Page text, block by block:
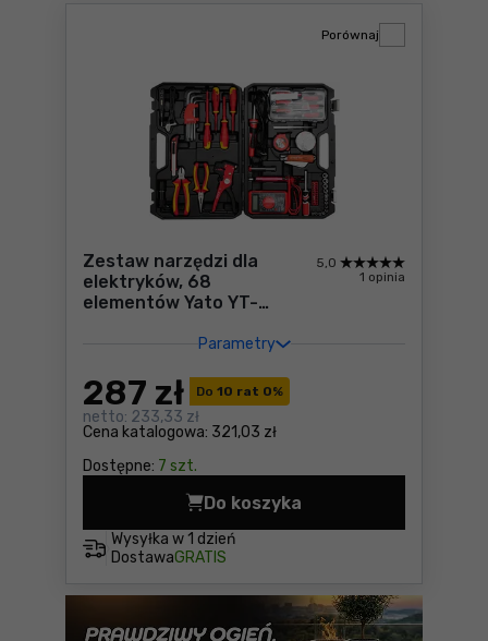
Zestaw narzędzi dla
elektryków, 68
elementów Yato YT-
Parametry
5,0
1 opinia
Do 10 rat 0%
Cena katalogowa: 321,03 zł
287 zł
netto: 233,33 zł
Dostępne: 7 szt.
Porównaj
Wysyłka w 1 dzień
DostawaGRATIS
Do koszyka
Zestaw narzędzi dla